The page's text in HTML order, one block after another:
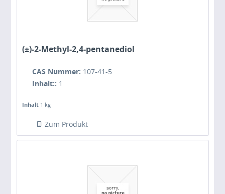
(±)-2-Methyl-2,4-pentanediol
CAS Nummer: 107-41-5
Inhalt:: 1
Inhalt 1 kg
Zum Produkt